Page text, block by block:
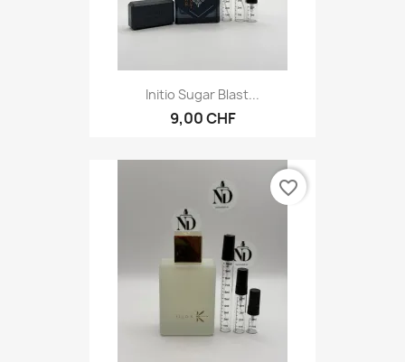
Initio Sugar Blast...
9,00 CHF
favorite_border